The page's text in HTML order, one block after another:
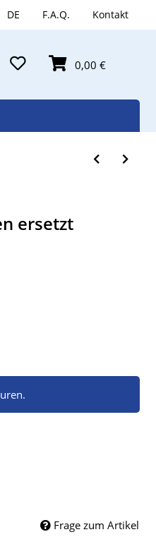
DE F.A.Q. Kontakt
0,00 €
ersetzt
Frage zum Artikel